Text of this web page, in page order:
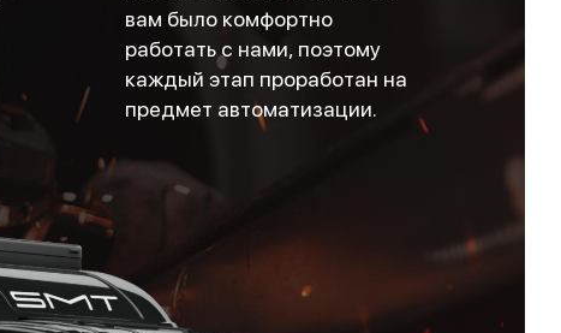
вам было комфортно
работать с нами, поэтому
каждый этап проработан на
предмет автоматизации.